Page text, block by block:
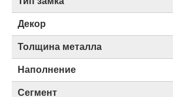
Декор
Толщина металла
Наполнение
Сегмент